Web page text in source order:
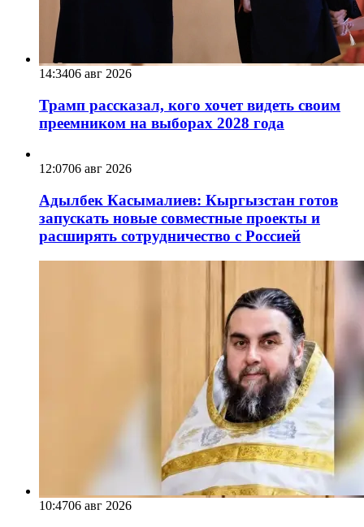
14:3406 авг 2026
Трамп рассказал, кого хочет видеть своим
преемником на выборах 2028 года
12:0706 авг 2026
Адылбек Касымалиев: Кыргызстан готов
запускать новые совместные проекты и
расширять сотрудничество с Россией
10:4706 авг 2026